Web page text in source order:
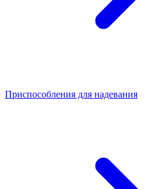
Приспособления для надевания